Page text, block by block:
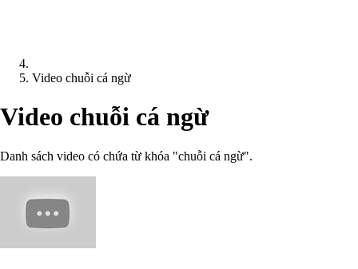
Video chuỗi cá ngừ
Video chuỗi cá ngừ
Danh sách video có chứa từ khóa "chuỗi cá ngừ".